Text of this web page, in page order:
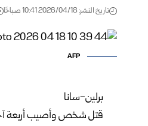
تاريخ النشر: 2026/04/18 10:41 صباحًا
AFP
برلين-سانا
قتل شخص وأصيب أربعة